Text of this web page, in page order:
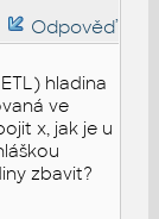
Odpověď
hladina
ve
x, jak je u
zbavit?